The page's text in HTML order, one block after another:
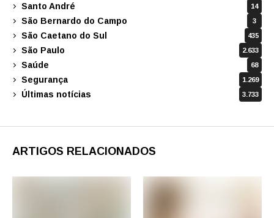
Santo André 14
São Bernardo do Campo 3
São Caetano do Sul 435
São Paulo 2.633
Saúde 68
Segurança 1.269
Últimas notícias 3.733
ARTIGOS RELACIONADOS